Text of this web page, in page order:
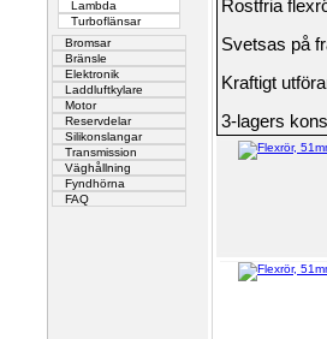
Lambda
Turboflänsar
Bromsar
Bränsle
Elektronik
Laddluftkylare
Motor
Reservdelar
Silikonslangar
Transmission
Väghållning
Fyndhörna
FAQ
Rostfria
Svetsas på
Kraftigt
3-lagers